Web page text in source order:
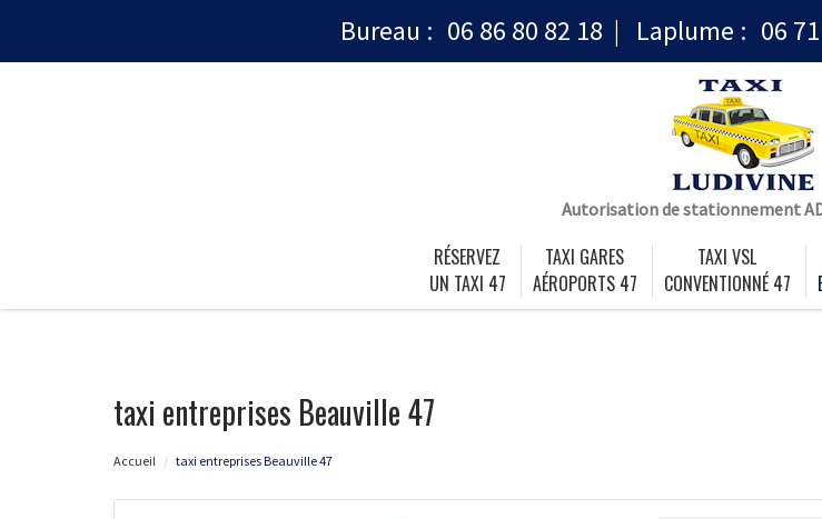
Bureau : 06 86 80 82 18 Laplume : 06
Autorisation de stationnement
RÉSERVEZ
UN TAXI 47
TAXI GARES
AÉROPORTS 47
TAXI VSL
CONVENTIONNÉ 47
taxi entreprises Beauville 47
Accueil taxi entreprises Beauville 47